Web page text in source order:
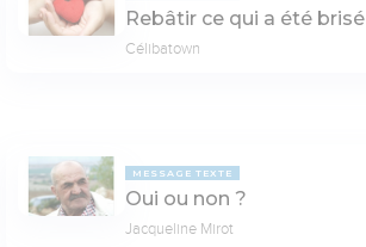
Rebâtir ce qui a été brisé
Célibatown
MESSAGE TEXTE
Oui ou non ?
Jacqueline Mirot